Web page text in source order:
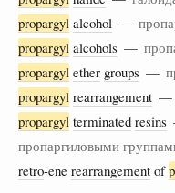
propargyl alcohol —
propargyl alcohols —
propargyl ether groups —
propargyl rearrangement —
propargyl terminated resins
пропаргиловыми
retro-ene rearrangement of